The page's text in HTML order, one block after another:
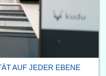
AUF JEDER EBENE